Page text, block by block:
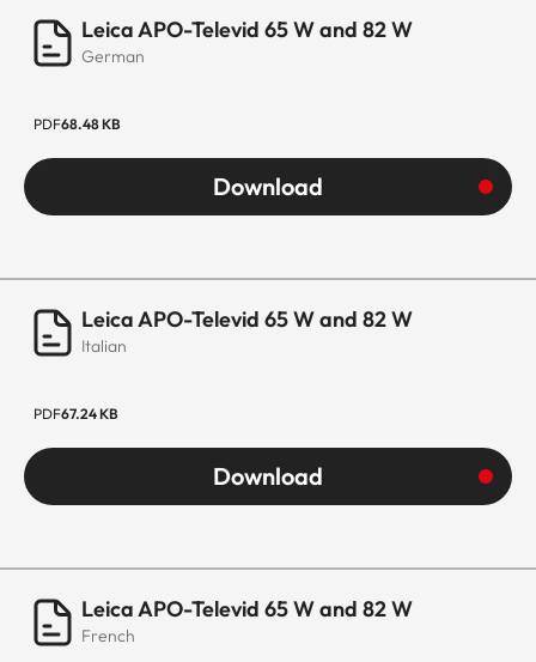
Leica APO-Televid 65 W and 82 W
German
PDF68.48 KB
Download
Leica APO-Televid 65 W and 82 W
Italian
PDF67.24 KB
Download
Leica APO-Televid 65 W and 82 W
French